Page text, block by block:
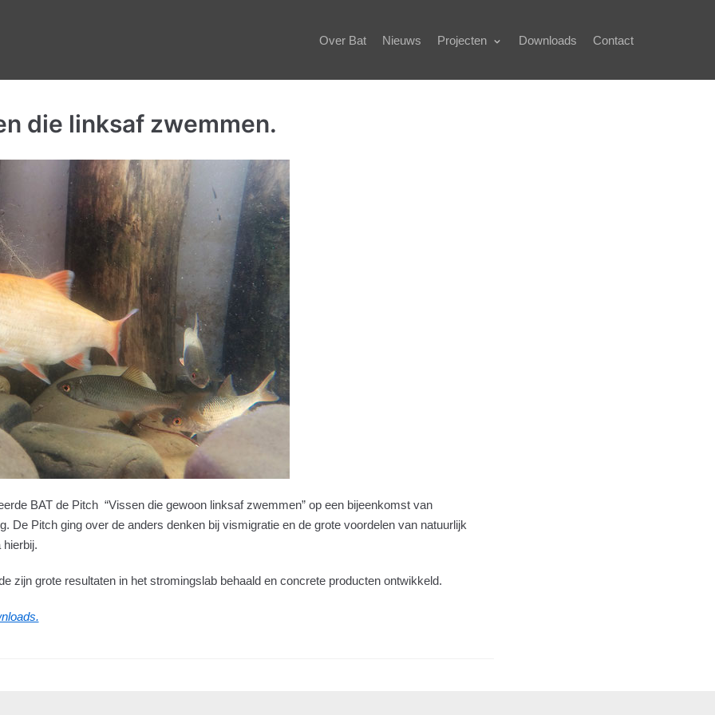
Over Bat Nieuws Projecten Downloads Contact
die linksaf zwemmen.
BAT de Pitch “Vissen die gewoon linksaf zwemmen” op een bijeenkomst van
De Pitch ging over de anders denken bij vismigratie en de grote voordelen van natuurlijk
hierbij.
zijn grote resultaten in het stromingslab behaald en concrete producten ontwikkeld.